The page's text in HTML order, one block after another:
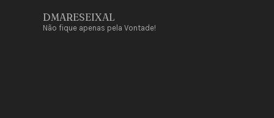
DMARESEIXAL
Não fique apenas pela Vontade!